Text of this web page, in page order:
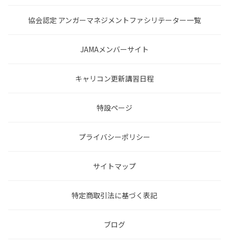
協会認定 アンガーマネジメントファシリテーター一覧
JAMAメンバーサイト
キャリコン更新講習日程
特設ページ
プライバシーポリシー
サイトマップ
特定商取引法に基づく表記
ブログ